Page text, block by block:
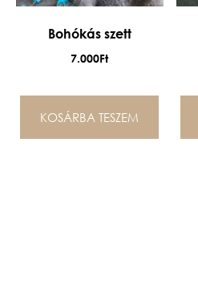
Bohókás szett
7.000Ft
KOSÁRBA TESZEM